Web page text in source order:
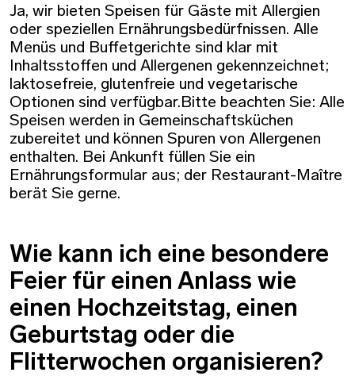
Ja, wir bieten Speisen für Gäste mit Allergien
oder speziellen Ernährungsbedürfnissen. Alle
Menüs und Buffetgerichte sind klar mit
Inhaltsstoffen und Allergenen gekennzeichnet;
laktosefreie, glutenfreie und vegetarische
Optionen sind verfügbar.Bitte beachten Sie: Alle
Speisen werden in Gemeinschaftsküchen
zubereitet und können Spuren von Allergenen
enthalten. Bei Ankunft füllen Sie ein
Ernährungsformular aus; der Restaurant-Maître
berät Sie gerne.
Wie kann ich eine besondere
Feier für einen Anlass wie
einen Hochzeitstag, einen
Geburtstag oder die
Flitterwochen organisieren?